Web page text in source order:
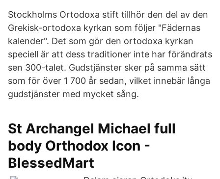
Stockholms Ortodoxa stift tillhör den del av den
Grekisk-ortodoxa kyrkan som följer "Fädernas
kalender". Det som gör den ortodoxa kyrkan
speciell är att dess traditioner inte har förändrats
sen 300-talet. Gudstjänster sker på samma sätt
som för över 1 700 år sedan, vilket innebär långa
gudstjänster med mycket sång.
St Archangel Michael full
body Orthodox Icon -
BlessedMart